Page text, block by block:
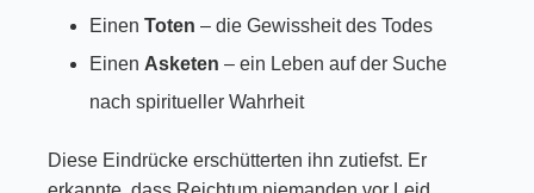
Einen Toten – die Gewissheit des Todes
Einen Asketen – ein Leben auf der Suche
nach spiritueller Wahrheit
Diese Eindrücke erschütterten ihn zutiefst. Er